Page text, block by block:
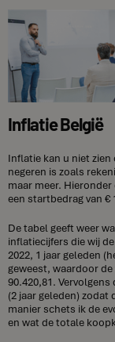
Inflatie België
Inflatie kan u niet
negeren is zoals
maar meer.
een startbedrag van €
De tabel geeft weer
inflatiecijfers die wij
2022, 1 jaar geleden
geweest, waardoor de
90.420,81. Vervolgens
(2 jaar geleden)
manier schets ik de
en wat de totale